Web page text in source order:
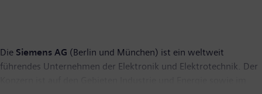
Die Siemens AG (Berlin und München) ist ein weltweit
führendes Unternehmen der Elektronik und Elektrotechnik. Der